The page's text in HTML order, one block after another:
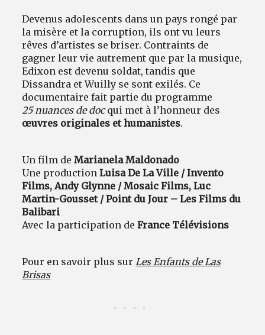
Devenus adolescents dans un pays rongé par
la misère et la corruption, ils ont vu leurs
rêves d’artistes se briser. Contraints de
gagner leur vie autrement que par la musique,
Edixon est devenu soldat, tandis que
Dissandra et Wuilly se sont exilés. Ce
documentaire fait partie du programme
25 nuances de docqui met à l’honneur des
œuvres originales et humanistes.
Un film deMarianela Maldonado
Une productionLuisa De La Ville / Invento
Films, Andy Glynne / Mosaic Films, Luc
Martin-Gousset / Point du Jour – Les Films du
Balibari
Avec la participation deFrance Télévisions
Pour en savoir plus surLes Enfants de Las
Brisas